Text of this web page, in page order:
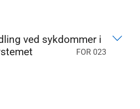
ved sykdommer i
FOR 023